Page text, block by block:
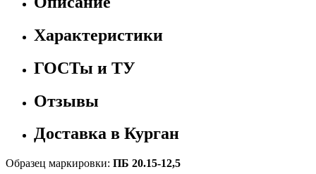
Характеристики
ГОСТы и ТУ
Отзывы
Доставка в Курган
Образец маркировки: ПБ 20.15-12,5